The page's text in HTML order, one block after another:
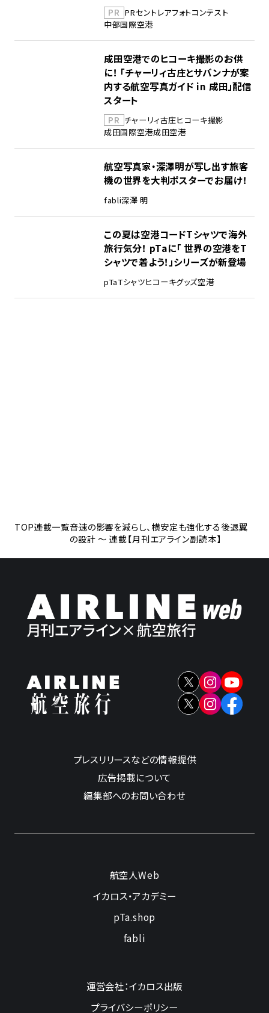
PR PRセントレアフォトコンテスト
中部国際空港
成田空港でのヒコーキ撮影のお供
に！ 「チャーリィ古庄とサバンナが案
内する航空写真ガイド in 成田」配信
スタート
PR チャーリィ古庄ヒコーキ撮影
成田国際空港成田空港
航空写真家・深澤明が写し出す旅客
機の世界を大判ポスターでお届け！
fabli深澤 明
この夏は空港コードTシャツで海外
旅行気分！ pTaに「 世界の空港をT
シャツで着よう！」シリーズが新登場
pTaTシャツヒコーキグッズ空港
TOP連載一覧音速の影響を減らし、横安定も強化する後退翼
の設計 ～ 連載【月刊エアライン副読本】
プレスリリースなどの情報提供
広告掲載について
編集部へのお問い合わせ
航空人Web
イカロス・アカデミー
pTa.shop
fabli
運営会社：イカロス出版
プライバシーポリシー